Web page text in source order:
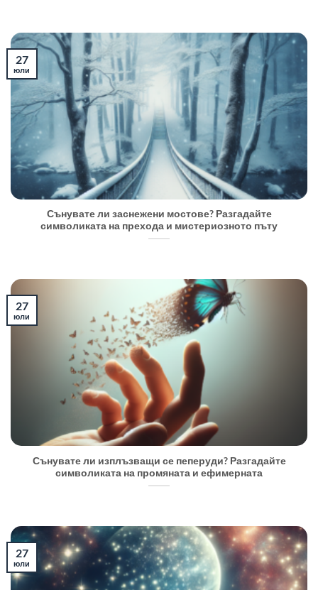
Сънувате ли заснежени мостове? Разгадайте
символиката на прехода и мистериозното пъту
27
юли
Сънувате ли изплъзващи се пеперуди? Разгадайте
символиката на промяната и ефимерната
27
юли
27
юли